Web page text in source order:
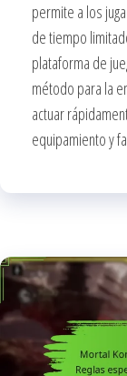
permite a los
de tiempo
plataforma de
método para la
actuar
equipamiento y